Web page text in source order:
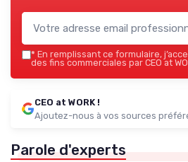
* En remplissant ce formulaire,
des fins commerciales par CEO at
CEO at WORK !
Ajoutez-nous à vos sources
Parole d'experts